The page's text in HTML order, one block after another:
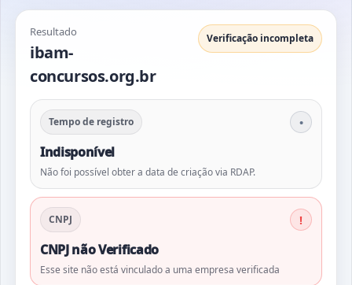
Resultado
ibam-
concursos.org.br
Verificação incompleta
Tempo de registro
Indisponível
Não foi possível obter a data de criação via RDAP.
CNPJ
CNPJ não Verificado
Esse site não está vinculado a uma empresa verificada